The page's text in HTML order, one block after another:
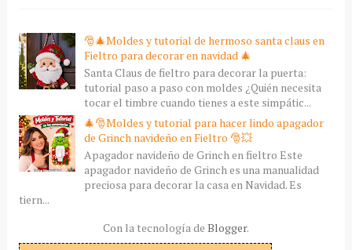
🎅🎄Moldes y tutorial de hermoso santa claus en
Fieltro para decorar en navidad 🎄
Santa Claus de fieltro para decorar la puerta:
tutorial paso a paso con moldes ¿Quién necesita
tocar el timbre cuando tienes a este simpátic...
🎄🎅Moldes y tutorial para hacer lindo apagador
de Grinch navideño en Fieltro 🎅💥
Apagador navideño de Grinch en fieltro Este
apagador navideño de Grinch es una manualidad
preciosa para decorar la casa en Navidad. Es
tiern...
Con la tecnología de Blogger.